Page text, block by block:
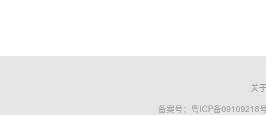
关
备案号： 粤ICP备09109218